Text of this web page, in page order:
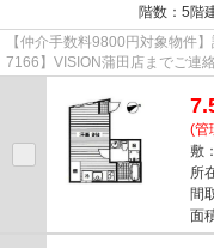
階数：5階
【仲介手数料9800円対象物件
7166】VISION蒲田店ま
スメポイント） システムキッチ
(管
敷
所
間
面